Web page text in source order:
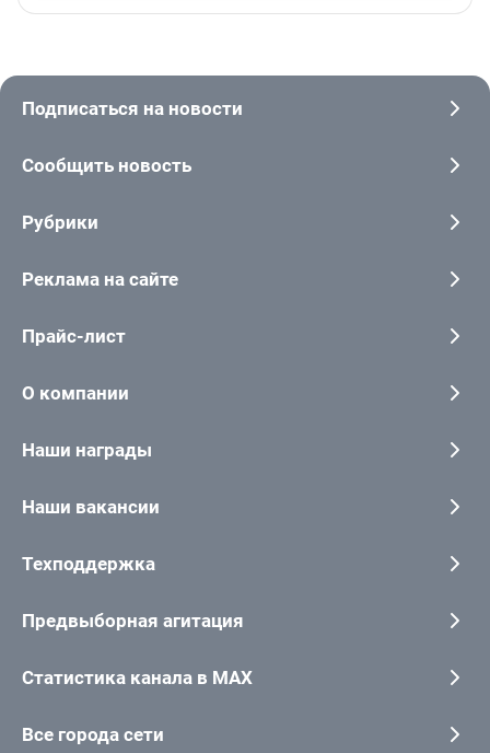
Подписаться на новости
Сообщить новость
Рубрики
Реклама на сайте
Прайс-лист
О компании
Наши награды
Наши вакансии
Техподдержка
Предвыборная агитация
Статистика канала в MAX
Все города сети